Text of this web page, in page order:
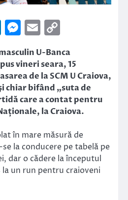
LinkedIn
Messenger
Email
U-Banca
vineri seara, 15
de la SCM U Craiova,
chiar bifând „suta de
care a contat pentru
la Craiova.
în mare măsură de
la conducere pe tabelă pe
dar o cădere la începutul
un run pentru craioveni